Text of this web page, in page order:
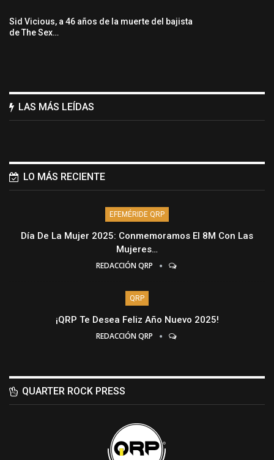
Sid Vicious, a 46 años de la muerte del bajista
de The Sex…
LAS MÁS LEÍDAS
LO MÁS RECIENTE
EFEMÉRIDE QRP
Día De La Mujer 2025: Conmemoramos El 8M Con Las
Mujeres…
REDACCIÓN QRP
QRP
¡QRP Te Desea Feliz Año Nuevo 2025!
REDACCIÓN QRP
QUARTER ROCK PRESS